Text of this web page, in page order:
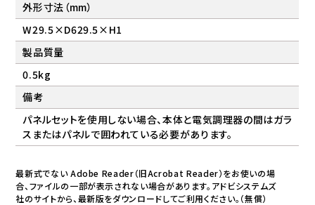
外形寸法（mm）
W29.5×D629.5×H1
製品質量
0.5kg
備考
パネルセットを使用しない場合、本体と電気調理器の間はガラ
スまたはパネルで囲われている必要があります。
最新式でない Adobe Reader（旧Acrobat Reader）をお使いの場
合、ファイルの一部が表示されない場合があります。アドビシステムズ
社のサイトから、最新版をダウンロードしてご利用ください。（無償）